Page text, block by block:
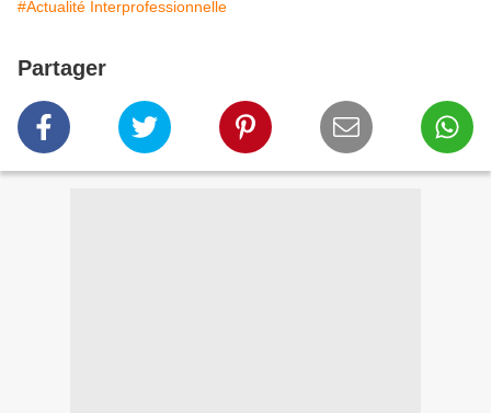
#Actualité Interprofessionnelle
Partager